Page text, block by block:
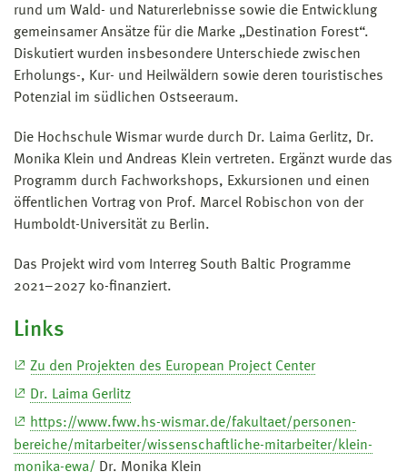
rund um Wald- und Naturerlebnisse sowie die Entwicklung
gemeinsamer Ansätze für die Marke „Destination Forest“.
Diskutiert wurden insbesondere Unterschiede zwischen
Erholungs-, Kur- und Heilwäldern sowie deren touristisches
Potenzial im südlichen Ostseeraum.
Die Hochschule Wismar wurde durch Dr. Laima Gerlitz, Dr.
Monika Klein und Andreas Klein vertreten. Ergänzt wurde das
Programm durch Fachworkshops, Exkursionen und einen
öffentlichen Vortrag von Prof. Marcel Robischon von der
Humboldt-Universität zu Berlin.
Das Projekt wird vom Interreg South Baltic Programme
2021–2027 ko-finanziert.
Links
Zu den Projekten des European Project Center
Dr. Laima Gerlitz
https://www.fww.hs-wismar.de/fakultaet/personen-
bereiche/mitarbeiter/wissenschaftliche-mitarbeiter/klein-
monika-ewa/ Dr. Monika Klein